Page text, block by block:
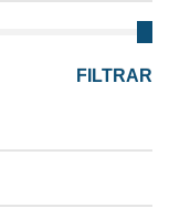
FILTRAR